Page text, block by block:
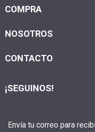
COMPRA
NOSOTROS
CONTACTO
Envía tu correo para
¡SEGUINOS!